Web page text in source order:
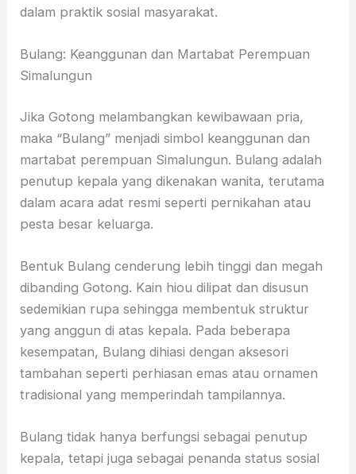
dalam praktik sosial masyarakat.
Bulang: Keanggunan dan Martabat Perempuan
Simalungun
Jika Gotong melambangkan kewibawaan pria,
maka “Bulang” menjadi simbol keanggunan dan
martabat perempuan Simalungun. Bulang adalah
penutup kepala yang dikenakan wanita, terutama
dalam acara adat resmi seperti pernikahan atau
pesta besar keluarga.
Bentuk Bulang cenderung lebih tinggi dan megah
dibanding Gotong. Kain hiou dilipat dan disusun
sedemikian rupa sehingga membentuk struktur
yang anggun di atas kepala. Pada beberapa
kesempatan, Bulang dihiasi dengan aksesori
tambahan seperti perhiasan emas atau ornamen
tradisional yang memperindah tampilannya.
Bulang tidak hanya berfungsi sebagai penutup
kepala, tetapi juga sebagai penanda status sosial